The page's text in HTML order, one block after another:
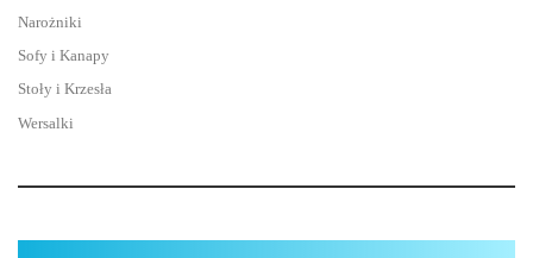
Narożniki
Sofy i Kanapy
Stoły i Krzesła
Wersalki